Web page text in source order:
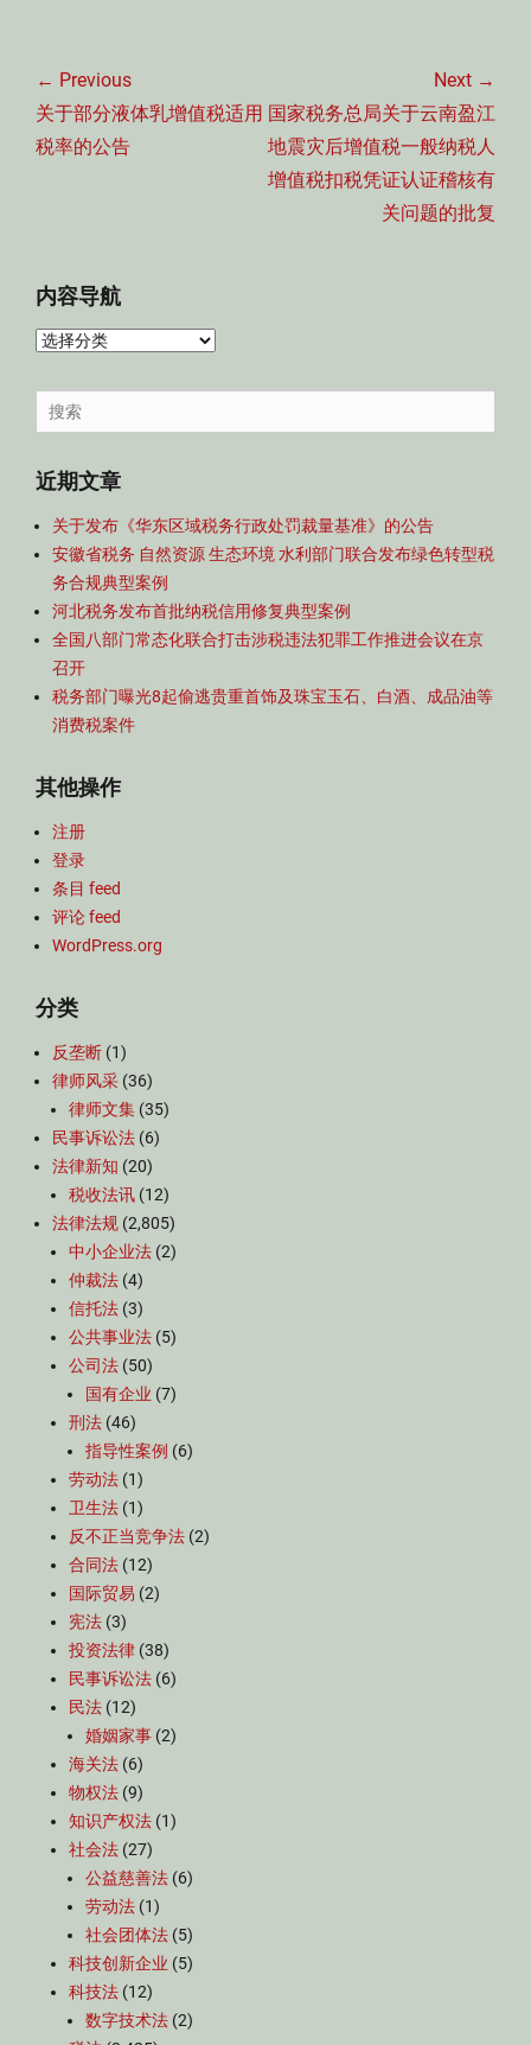
章
导
航
← Previous
Previous
post:
关于部分液体乳增值税适用
税率的公告
Next →
Next
post:
国家税务总局关于云南盈江
地震灾后增值税一般纳税人
增值税扣税凭证认证稽核有
关问题的批复
内容导航
内
导
航
Search
for:
近期文章
关于发布《华东区域税务行政处罚裁量基准》的公告
安徽省税务 自然资源 生态环境 水利部门联合发布绿色转型税
务合规典型案例
河北税务发布首批纳税信用修复典型案例
全国八部门常态化联合打击涉税违法犯罪工作推进会议在京
召开
税务部门曝光8起偷逃贵重首饰及珠宝玉石、白酒、成品油等
消费税案件
其他操作
注册
登录
条目 feed
评论 feed
WordPress.org
分类
反垄断 (1)
律师风采 (36)
律师文集 (35)
民事诉讼法 (6)
法律新知 (20)
税收法讯 (12)
法律法规 (2,805)
中小企业法 (2)
仲裁法 (4)
信托法 (3)
公共事业法 (5)
公司法 (50)
国有企业 (7)
刑法 (46)
指导性案例 (6)
劳动法 (1)
卫生法 (1)
反不正当竞争法 (2)
合同法 (12)
国际贸易 (2)
宪法 (3)
投资法律 (38)
民事诉讼法 (6)
民法 (12)
婚姻家事 (2)
海关法 (6)
物权法 (9)
知识产权法 (1)
社会法 (27)
公益慈善法 (6)
劳动法 (1)
社会团体法 (5)
科技创新企业 (5)
科技法 (12)
数字技术法 (2)